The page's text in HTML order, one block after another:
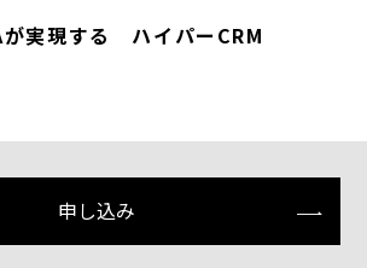
実現する ハイパーCRM
申し込み